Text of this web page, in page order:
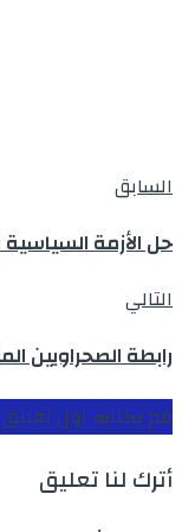
السابق
حل الأزمة
التالي
رابطة الصحراويين
قم بكتابة اول تعليق
أترك لنا تعليق